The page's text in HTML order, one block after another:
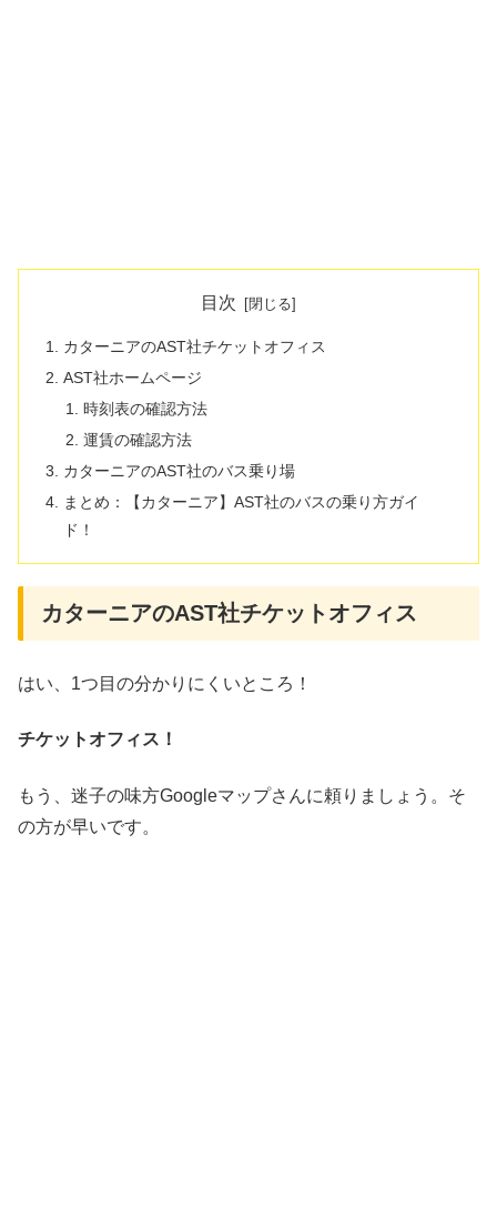
目次
カターニアのAST社チケットオフィス
AST社ホームページ
時刻表の確認方法
運賃の確認方法
カターニアのAST社のバス乗り場
まとめ：【カターニア】AST社のバスの乗り方ガイ
ド！
カターニアのAST社チケットオフィス
はい、1つ目の分かりにくいところ！
チケットオフィス！
もう、迷子の味方Googleマップさんに頼りましょう。そ
の方が早いです。